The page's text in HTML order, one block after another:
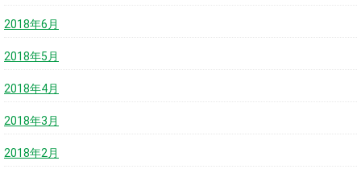
2018年6月
2018年5月
2018年4月
2018年3月
2018年2月